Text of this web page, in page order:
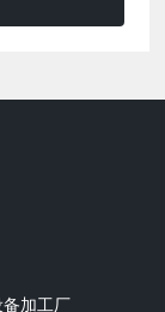
加工厂